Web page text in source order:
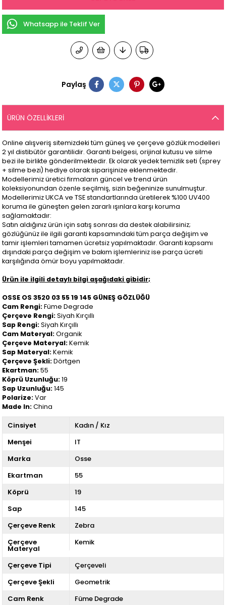
Whatsapp ile Teklif Ver
Paylaş
ÜRÜN ÖZELLIKLERI
Online alışveriş sitemizdeki tüm güneş ve çerçeve gözlük modelleri
2 yıl distibütör garantilidir. Garanti belgesi, orijinal kutusu ve silme
bezi ile birlikte gönderilmektedir. Ek olarak yedek temizlik seti (sprey
+ silme bezi) hediye olarak siparişinize eklenmektedir.
Modellerimiz üretici firmaların güncel ve trend ürün
koleksiyonundan özenle seçilmiş, sizin beğeninize sunulmuştur.
Modellerimiz UKCA ve TSE standartlarında üretilerek %100 UV400
koruma ile güneşten gelen zararlı ışınlara karşı koruma
sağlamaktadır:
Satın aldığınız ürün için satış sonrası da destek alabilirsiniz;
gözlüğünüz ile ilgili garanti kapsamındaki tüm parça değişim ve
tamir işlemleri tamamen ücretsiz yapılmaktadır. Garanti kapsamı
dışındaki parça değişim ve bakım işlemleriniz ise parça ücreti
karşılığında ömür boyu yapılmaktadır.
Ürün ile ilgili detaylı bilgi aşağıdaki gibidir;
OSSE OS 3520 03 55 19 145 GÜNEŞ GÖZLÜĞÜ
Cam Rengi:Füme Degrade
Çerçeve Rengi:Siyah Kırçıllı
Sap Rengi:Siyah Kırçıllı
Cam Materyal:Organik
Çerçeve Materyal:Kemik
Sap Materyal:Kemik
Çerçeve Şekli:Dörtgen
Ekartman:55
Köprü Uzunluğu:19
Sap Uzunluğu:145
Polarize:Var
Made In:China
Cinsiyet
Kadın / Kız
Menşei
IT
Marka
Osse
Ekartman
55
Köprü
19
Sap
145
Çerçeve Renk
Zebra
Çerçeve
Materyal
Kemik
Çerçeve Tipi
Çerçeveli
Çerçeve Şekli
Geometrik
Cam Renk
Füme Degrade